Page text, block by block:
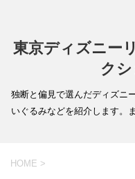
東京ディズニー
ク
独断と偏見で選んだディズニ
いぐるみなどを紹介します。
HOME >